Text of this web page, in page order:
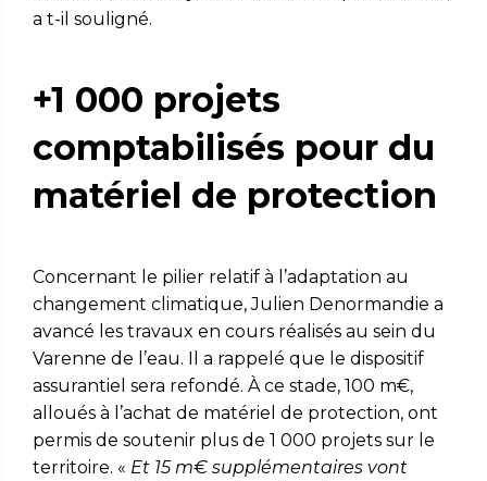
a t-il souligné.
+1 000 projets
comptabilisés pour du
matériel de protection
Concernant le pilier relatif à l’adaptation au
changement climatique, Julien Denormandie a
avancé les travaux en cours réalisés au sein du
Varenne de l’eau. Il a rappelé que le dispositif
assurantiel sera refondé. À ce stade, 100 m€,
alloués à l’achat de matériel de protection, ont
permis de soutenir plus de 1 000 projets sur le
territoire. « Et 15 m€ supplémentaires vont